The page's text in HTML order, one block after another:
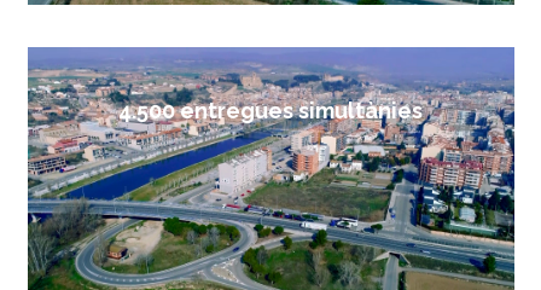
4.500 entregues simultànies